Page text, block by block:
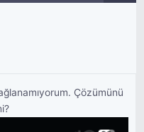
Çözümünü